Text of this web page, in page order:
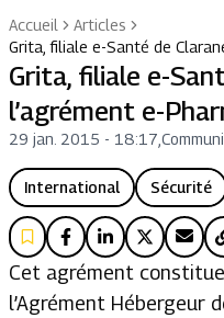
Accueil
Articles
Grita, filiale e-Santé de
Grita, filiale e-
l’agrément e-
29 jan. 2015 - 18:17
International Sécurité
Cet agrément
l’Agrément Hébergeur